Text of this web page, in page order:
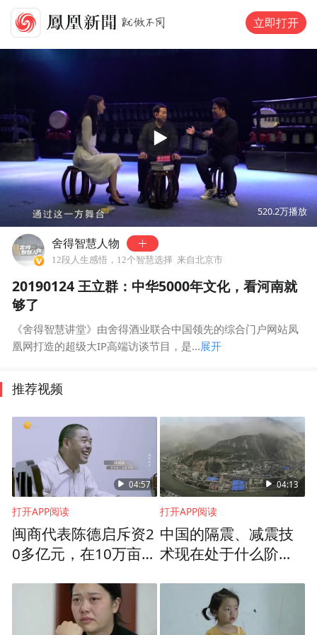
立即打开
00:00 25:05
520.2万播放
舍得智慧人物
12段人生感悟，12个智慧选择 来自北京市
20190124 王立群：中华5000年文化，看河南就
够了
《舍得智慧讲堂》由舍得酒业联合中国领先的综合门户网站凤
凰网打造的超级大IP高端访谈节目，是...展开
推荐视频
04:57
打开APP阅读
闽商代表陈德启斥资2
0多亿元，在10万亩戈
04:13
打开APP阅读
中国的隔震、减震技
术现在处于什么阶
广为何困难重重？